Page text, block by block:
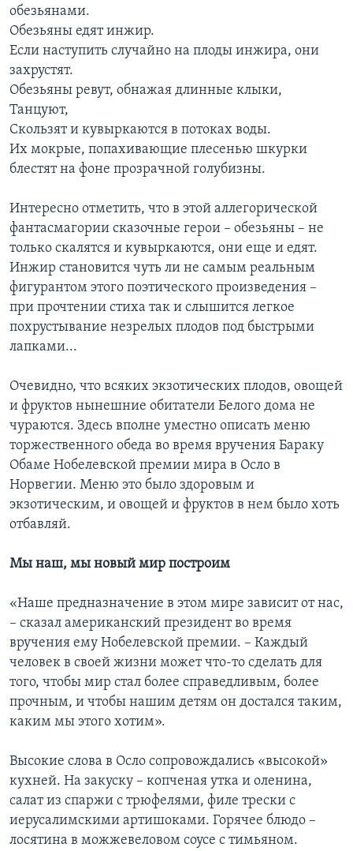
обезьянами.
Обезьяны едят инжир.
Если наступить случайно на плоды инжира, они
захрустят.
Обезьяны ревут, обнажая длинные клыки,
Танцуют,
Скользят и кувыркаются в потоках воды.
Их мокрые, попахивающие плесенью шкурки
блестят на фоне прозрачной голубизны.
Интересно отметить, что в этой аллегорической
фантасмагории сказочные герои – обезьяны – не
только скалятся и кувыркаются, они еще и едят.
Инжир становится чуть ли не самым реальным
фигурантом этого поэтического произведения –
при прочтении стиха так и слышится легкое
похрустывание незрелых плодов под быстрыми
лапками...
Очевидно, что всяких экзотических плодов, овощей
и фруктов нынешние обитатели Белого дома не
чураются. Здесь вполне уместно описать меню
торжественного обеда во время вручения Бараку
Обаме Нобелевской премии мира в Осло в
Норвегии. Меню это было здоровым и
экзотическим, и овощей и фруктов в нем было хоть
отбавляй.
Мы наш, мы новый мир построим
«Наше предназначение в этом мире зависит от нас,
– сказал американский президент во время
вручения ему Нобелевской премии. – Каждый
человек в своей жизни может что-то сделать для
того, чтобы мир стал более справедливым, более
прочным, и чтобы нашим детям он достался таким,
каким мы этого хотим».
Высокие слова в Осло сопровождались «высокой»
кухней. На закуску – копченая утка и оленина,
салат из спаржи с трюфелями, филе трески с
иерусалимскими артишоками. Горячее блюдо –
лосятина в можжевеловом соусе с тимьяном.